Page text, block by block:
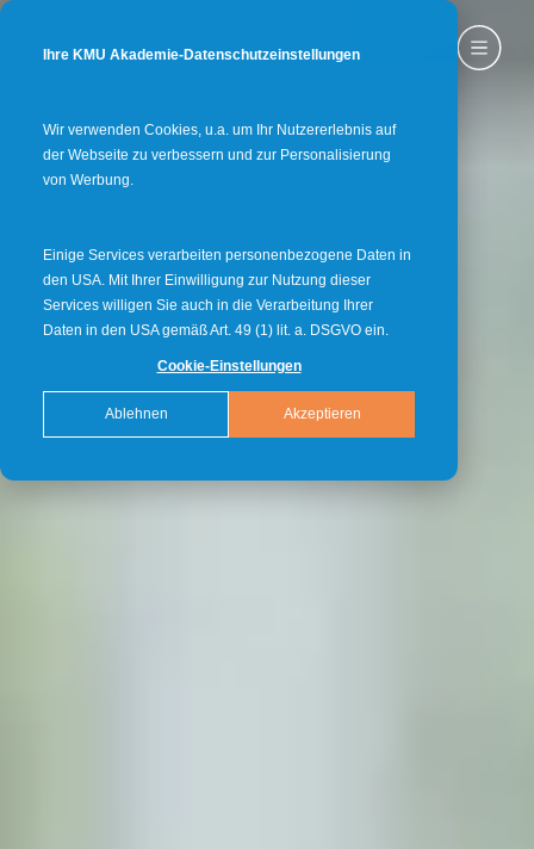
Ihre KMU Akademie-Datenschutzeinstellungen
Wir verwenden Cookies, u.a. um Ihr Nutzererlebnis auf
der Webseite zu verbessern und zur Personalisierung
von Werbung.
Einige Services verarbeiten personenbezogene Daten in
den USA. Mit Ihrer Einwilligung zur Nutzung dieser
Services willigen Sie auch in die Verarbeitung Ihrer
Daten in den USA gemäß Art. 49 (1) lit. a. DSGVO ein.
Cookie-Einstellungen
Akzeptieren
Ablehnen